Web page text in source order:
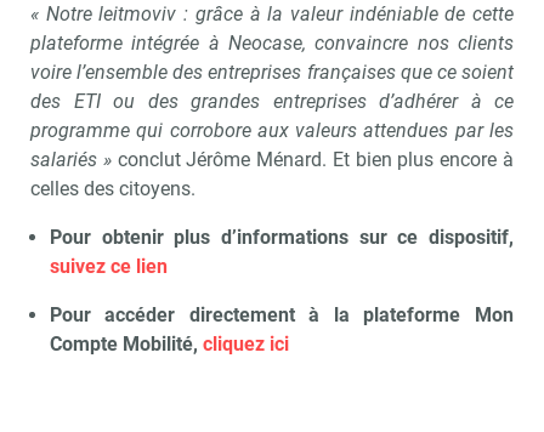
« Notre leitmoviv : grâce à la valeur indéniable de cette
plateforme intégrée à Neocase, convaincre nos clients
voire l’ensemble des entreprises françaises que ce soient
des ETI ou des grandes entreprises d’adhérer à ce
programme qui corrobore aux valeurs attendues par les
salariés »conclut Jérôme Ménard. Et bien plus encore à
celles des citoyens.
Pour obtenir plus d’informations sur ce dispositif,
suivez ce lien
Pour accéder directement à la plateforme Mon
Compte Mobilité, cliquez ici